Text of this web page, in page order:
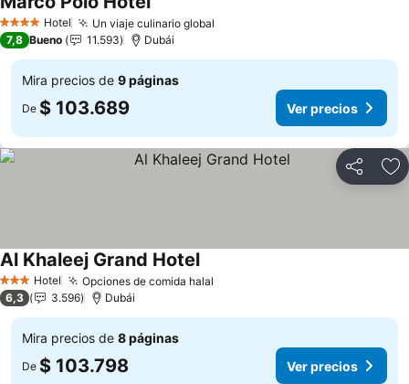
4 EstrellasHotel Un viaje culinario global
Ver precios
7,8 Bueno 11.593 Dubái
Mira precios de 9 páginas
De $ 103.689 Ver precios
Compartir
3 Estrellas
Hotel Opciones de comida halal
Al Khaleej Grand HotelVer precios
6,3 3.596 Dubái
Mira precios de 8 páginas
De $ 103.798 Ver precios